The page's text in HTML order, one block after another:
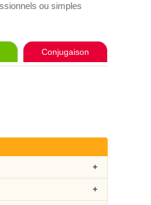
ou simples
Conjugaison